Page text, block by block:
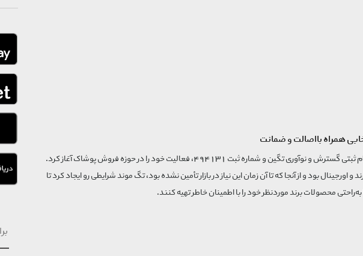
همراه بااصالت و ضمانت
فروشگاه تگ موند از سال 1395 با نام ثبتی گسترش و نوآوری تگین و شماره ثبت 494131، فعالیت خود را در حوزه فروش پوشاک آغاز کرد.
و اورجینال بود و از آنجا که تا آن زمان این نیاز در بازار تأمین نشده بود، تگ موند شرایطی رو ایجاد کرد تا
محصولات برند مورد‌نظر خود را با اطمینان خاطر تهیه کنند.